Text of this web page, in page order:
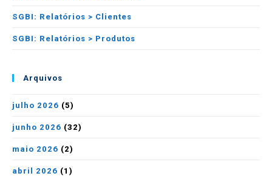
SGBI: Relatórios > Clientes
SGBI: Relatórios > Produtos
Arquivos
julho 2026 (5)
junho 2026 (32)
maio 2026 (2)
abril 2026 (1)